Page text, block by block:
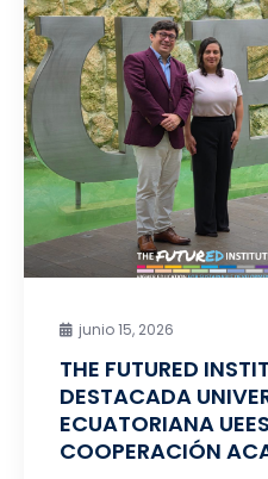
junio 15, 2026
THE FUTURED
DESTACADA
ECUATORIANA
COOPERACIÓN